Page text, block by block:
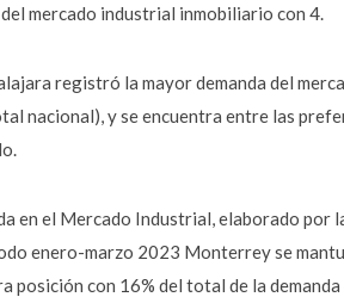
mercado industrial inmobiliario con 4.
registró la mayor demanda del
nacional), y se encuentra entre las
en el Mercado Industrial, elaborado por
enero-marzo 2023 Monterrey se
posición con 16% del total de la